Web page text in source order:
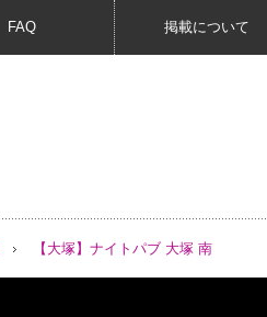
FAQ 掲載について
【大塚】ナイトパブ 大塚 南